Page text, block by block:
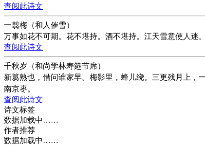
查阅此诗文
一翦梅（和人催雪）
万事如花不可期。花不堪持。酒不堪持。江天雪意使人迷
查阅此诗文
千秋岁（和尚学林寿筵节席）
新篘熟也，借问谁家早。梅影里，蜂儿绕。三更残月上
南京枣。
查阅此诗文
诗文标签
数据加载中……
作者推荐
数据加载中……